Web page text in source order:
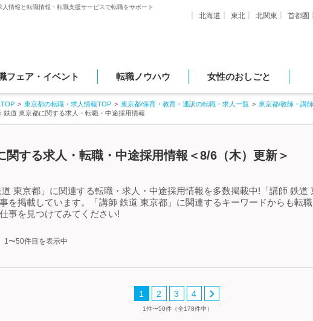
情報と転職情報・転職支援サービスで転職をサポート
北海道 東北 北関東 首都圏
フェア・イベント 転職ノウハウ 女性のおしごと
東京都の転職・求人情報TOP 東京都/保育・教育・通訳の転職・求人一覧
東京都/教師・講
鉄道 東京都に関する求人・転職・中途採用情報
関する求人・転職・中途採用情報＜8/6（木）更新＞
東京都」に関連する転職・求人・中途採用情報を多数掲載中!「講師 鉄
を掲載しています。「講師 鉄道 東京都」に関連するキーワードからも転
事を見つけてみてください!
1〜50件目を表示中
1 2 3 4
1件〜50件（全178件中）